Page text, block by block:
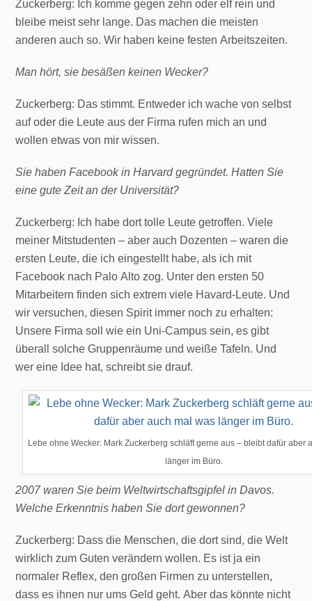
Zuckerberg: Ich komme gegen zehn oder elf rein und
bleibe meist sehr lange. Das machen die meisten
anderen auch so. Wir haben keine festen Arbeitszeiten.
Man hört, sie besäßen keinen Wecker?
Zuckerberg: Das stimmt. Entweder ich wache von selbst
auf oder die Leute aus der Firma rufen mich an und
wollen etwas von mir wissen.
Sie haben Facebook in Harvard gegründet. Hatten Sie
eine gute Zeit an der Universität?
Zuckerberg: Ich habe dort tolle Leute getroffen. Viele
meiner Mitstudenten – aber auch Dozenten – waren die
ersten Leute, die ich eingestellt habe, als ich mit
Facebook nach Palo Alto zog. Unter den ersten 50
Mitarbeitern finden sich extrem viele Havard-Leute. Und
wir versuchen, diesen Spirit immer noch zu erhalten:
Unsere Firma soll wie ein Uni-Campus sein, es gibt
überall solche Gruppenräume und weiße Tafeln. Und
wer eine Idee hat, schreibt sie drauf.
Lebe ohne Wecker: Mark Zuckerberg schläft gerne aus – bleibt dafür aber
länger im Büro.
2007 waren Sie beim Weltwirtschaftsgipfel in Davos.
Welche Erkenntnis haben Sie dort gewonnen?
Zuckerberg: Dass die Menschen, die dort sind, die Welt
wirklich zum Guten verändern wollen. Es ist ja ein
normaler Reflex, den großen Firmen zu unterstellen,
dass es ihnen nur ums Geld geht. Aber das könnte nicht